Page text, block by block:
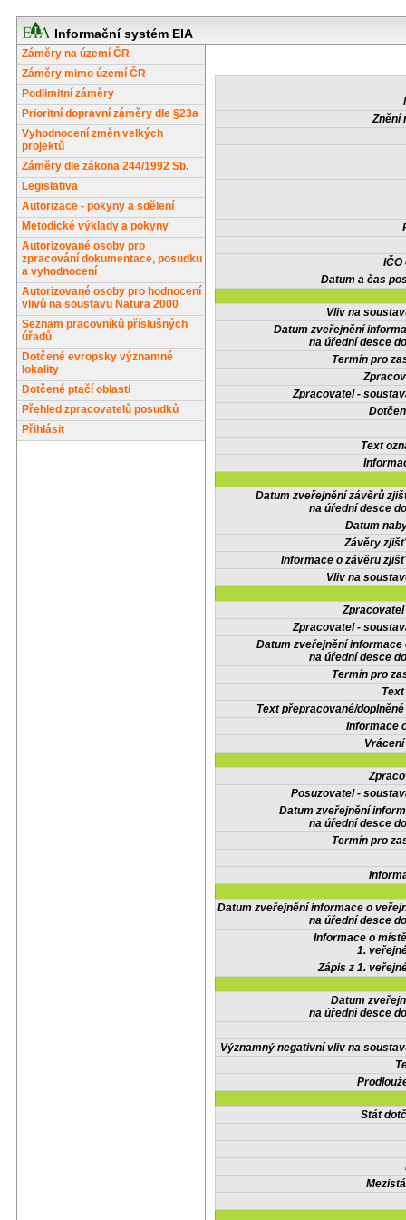
Informační systém EIA
Záměry na území ČR
Záměry mimo území ČR
Podlimitní záměry
Prioritní dopravní záměry dle §23a
Vyhodnocení změn velkých
projektů
Záměry dle zákona 244/1992 Sb.
Legislativa
Autorizace - pokyny a sdělení
Metodické výklady a pokyny
Autorizované osoby pro
zpracování dokumentace, posudku
a vyhodnocení
Autorizované osoby pro hodnocení
vlivů na soustavu Natura 2000
Seznam pracovníků příslušných
úřadů
Dotčené evropsky významné
lokality
Dotčené ptačí oblasti
Přehled zpracovatelů posudků
Přihlásit
Znění
IČO
Datum a čas
Vliv na
Datum zveřejnění
na úřední desce
Termín pro
Zpracovatel -
Text
Datum zveřejnění závěrů
na úřední desce
Datum
Závěry
Informace o závěru
Vliv na
Zpracovatel -
Datum zveřejnění informace
na úřední desce
Termín pro
Text přepracované/
Informace
Posuzovatel -
Datum zveřejnění
na úřední desce
Termín pro
Datum zveřejnění informace o
na úřední desce
Informace o
1.
Zápis z 1.
Datum
na úřední desce
Významný negativní vliv na
Stát